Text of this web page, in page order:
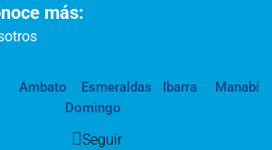
más:
Ambato Esmeraldas Ibarra
Manabí
Domingo
Seguir